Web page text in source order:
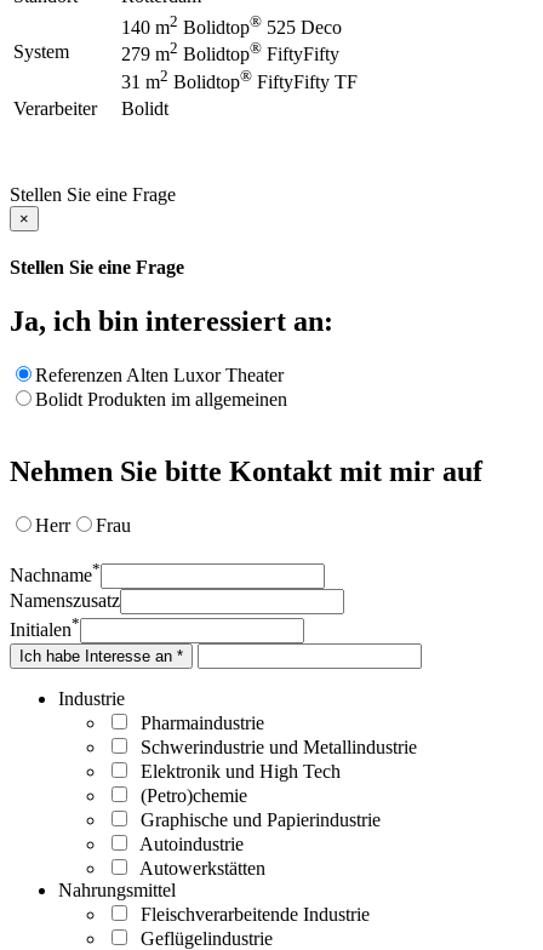
System
140 m2 Bolidtop® 525 Deco
279 m2 Bolidtop® FiftyFifty
31 m2 Bolidtop® FiftyFifty TF
Verarbeiter
Bolidt
Stellen Sie eine Frage
×
Stellen Sie eine Frage
Ja, ich bin interessiert an:
Referenzen Alten Luxor Theater
Bolidt Produkten im allgemeinen
Nehmen Sie bitte Kontakt mit mir auf
Herr Frau
Nachname*
Namenszusatz
Initialen*
Ich habe Interesse an *
Industrie
Pharmaindustrie
Schwerindustrie und Metallindustrie
Elektronik und High Tech
(Petro)chemie
Graphische und Papierindustrie
Autoindustrie
Autowerkstätten
Nahrungsmittel
Fleischverarbeitende Industrie
Geflügelindustrie